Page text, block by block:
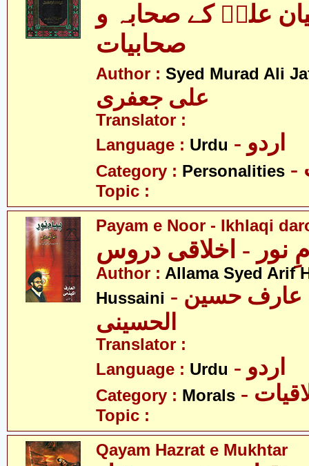
علیؑ کے صحابہ و
صحابیات
Author : Syed Murad Ali
علی جعفری
Translator :
Language : Urdu - اردو
Category : Personalities
Topic :
Payam e Noor - Ikhlaqi
نور - اخلاقی دروس
Author : Allama Syed Arif
Hussaini - علامہ سید عارف حسین
الحسینی
Translator :
Language : Urdu - اردو
Category : Morals
Topic :
Qayam Hazrat e Mukhtar